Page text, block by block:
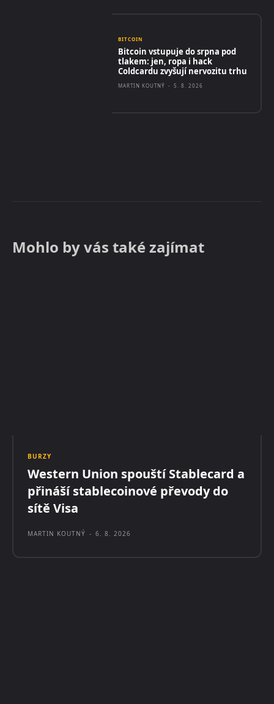
BITCOIN
Bitcoin vstupuje do srpna pod
tlakem: jen, ropa i hack
Coldcardu zvyšují nervozitu trhu
MARTIN KOUTNÝ - 5. 8. 2026
Mohlo by vás také zajímat
BURZY
Western Union spouští Stablecard a
přináší stablecoinové převody do
sítě Visa
MARTIN KOUTNÝ - 6. 8. 2026